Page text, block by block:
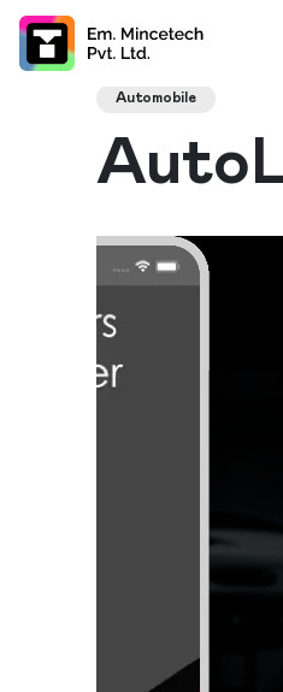
Automobile